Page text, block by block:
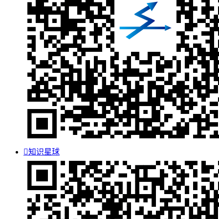
知识星球